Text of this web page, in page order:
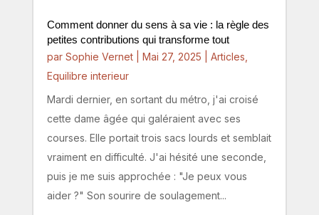
Comment donner du sens à sa vie : la règle des
petites contributions qui transforme tout
par Sophie Vernet| Mai 27, 2025 Articles
Equilibre interieur
Mardi dernier, en sortant du métro, j'ai croisé
cette dame âgée qui galéraient avec ses
courses. Elle portait trois sacs lourds et semblait
vraiment en difficulté. J'ai hésité une seconde,
puis je me suis approchée : "Je peux vous
aider ?" Son sourire de soulagement...